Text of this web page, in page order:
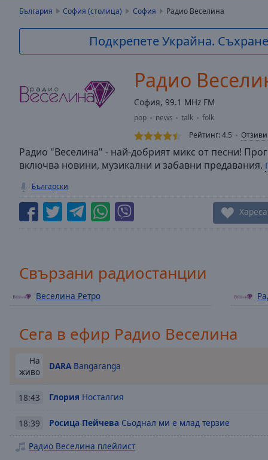
Current
Loaded
0.00%
Seek to
currently
LIVE
Remaining
Rate
Chapters
descriptions
off,
selected
subtitles
settings,
България София (столица) София Радио Веселина
Подкрепете Украйна.
Радио
София, 99.1 MHz FM
pop news talk
folk
Рейтинг:4.5 Отзиви
Радио "Веселина" - най-добрият микс от песни!
включва новини, музикални и забавни предавания.
Български
Свързани радиостанции
Веселина Ретро
Сега в ефир Радио Веселина
На
живо
DARABangaranga
18:43 Глория Носталгия
18:39 Росица Пейчева Сьоднал ми е млад терзие
Радио Веселина плейлист